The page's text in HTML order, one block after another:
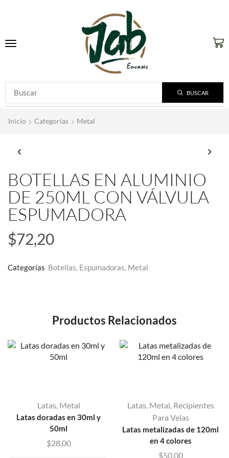
BUSCAR
Inicio Categorías Metal
BOTELLAS EN ALUMINIO
DE 250ML CON VÁLVULA
ESPUMADORA
$72,20
Categorías Botellas Espumadoras Metal
Productos Relacionados
Latas, Metal
Latas doradas en 30ml y
50ml
$28,00
Latas, Metal Recipientes
Para Velas
Latas metalizadas de 120ml
en 4 colores
$50,00